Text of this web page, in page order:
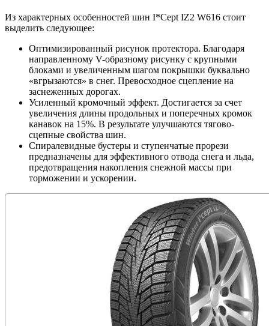
Из характерных особенностей шин I*Cept IZ2 W616 стоит
выделить следующее:
Оптимизированный рисунок протектора. Благодаря
направленному V-образному рисунку с крупными
блоками и увеличенным шагом покрышки буквально
«вгрызаются» в снег. Превосходное сцепление на
заснеженных дорогах.
Усиленный кромочный эффект. Достигается за счет
увеличения длины продольных и поперечных кромок
канавок на 15%. В результате улучшаются тягово-
сцепные свойства шин.
Спиралевидные бустеры и ступенчатые прорези
предназначены для эффективного отвода снега и льда,
предотвращения накопления снежной массы при
торможении и ускорении.